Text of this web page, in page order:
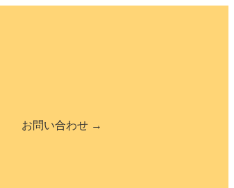
お問い合わせ →